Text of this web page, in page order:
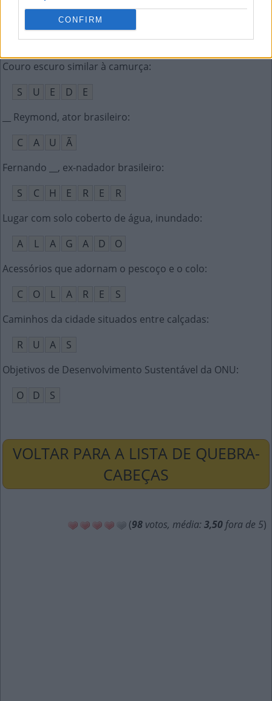
CONFIRM
Fazer algo às __, sem orientação
C
E G A
S
Couro escuro similar à camurça:
S
U E D
E
__ Reymond, ator brasileiro:
C
A U
Ã
Fernando __, ex-nadador brasileiro:
S
C H E R E
R
Lugar com solo coberto de água, inundado:
A
L A G A D
O
Acessórios que adornam o pescoço e o colo:
C
O L A R E
S
Caminhos da cidade situados entre calçadas:
R
U A
S
Objetivos de Desenvolvimento Sustentável da ONU:
O
D S
VOLTAR PARA A LISTA DE QUEBRA-
CABEÇAS
(98 votos, média: 3,50 fora de 5)